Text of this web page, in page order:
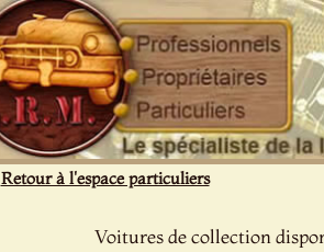
Retour à l'espace particuliers
Voitures de collection